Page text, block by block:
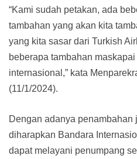
“Kami sudah petakan, ada
tambahan yang akan kita
yang kita sasar dari Turkish
beberapa tambahan
internasional,” kata
(11/1/2024).
Dengan adanya penambahan
diharapkan Bandara
dapat melayani penumpang